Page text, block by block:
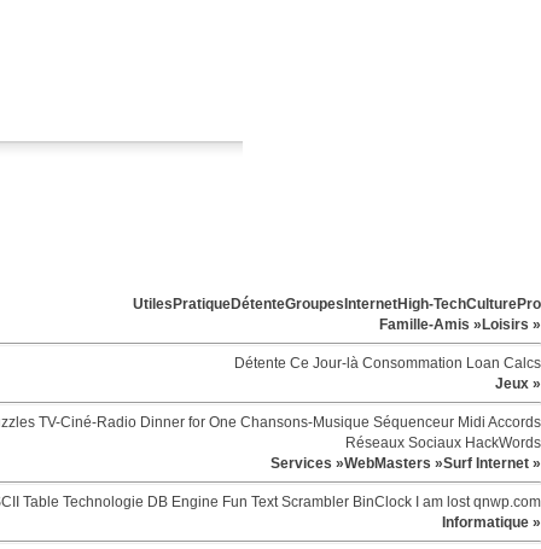
Utiles PratiqueDétenteGroupes InternetHigh-TechCulturePro
Famille-Amis » Loisirs »
Détente Ce Jour-là Consommation Loan Calcs
Jeux »
TV-Ciné-Radio Dinner for One Chansons-Musique Séquenceur Midi Accords
Réseaux Sociaux HackWords
Services »WebMasters »Surf Internet »
Table Technologie DB Engine Fun Text Scrambler BinClock I am lostqnwp.com
Informatique »